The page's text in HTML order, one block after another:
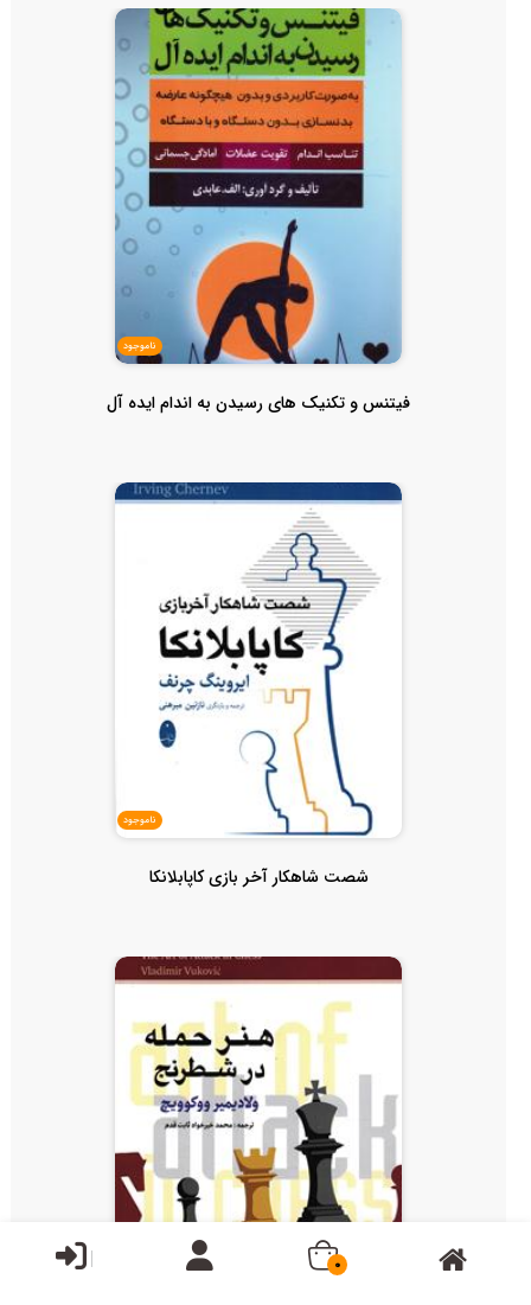
ناموجود
فیتنس و تکنیک های رسیدن به اندام ایده آل
ناموجود
شصت شاهکار آخر بازی کاپابلانکا
0